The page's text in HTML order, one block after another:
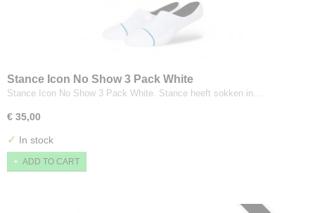
Stance Icon No Show 3 Pack White
Stance Icon No Show 3 Pack White. Stance heeft sokken in…
€ 35,00
✓ In stock
ADD TO CART